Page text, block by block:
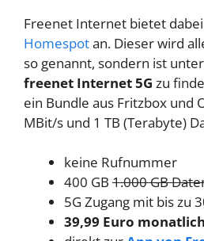
Freenet Internet bietet
Homespotan. Dieser wird
so genannt, sondern ist
freenet Internet 5G zu
ein Bundle aus Fritzbox und
MBit/s und 1 TB (Terabyte)
keine Rufnummer
400 GB 1.000 GB
5G Zugang mit bis zu
39,99 Euro monatlich